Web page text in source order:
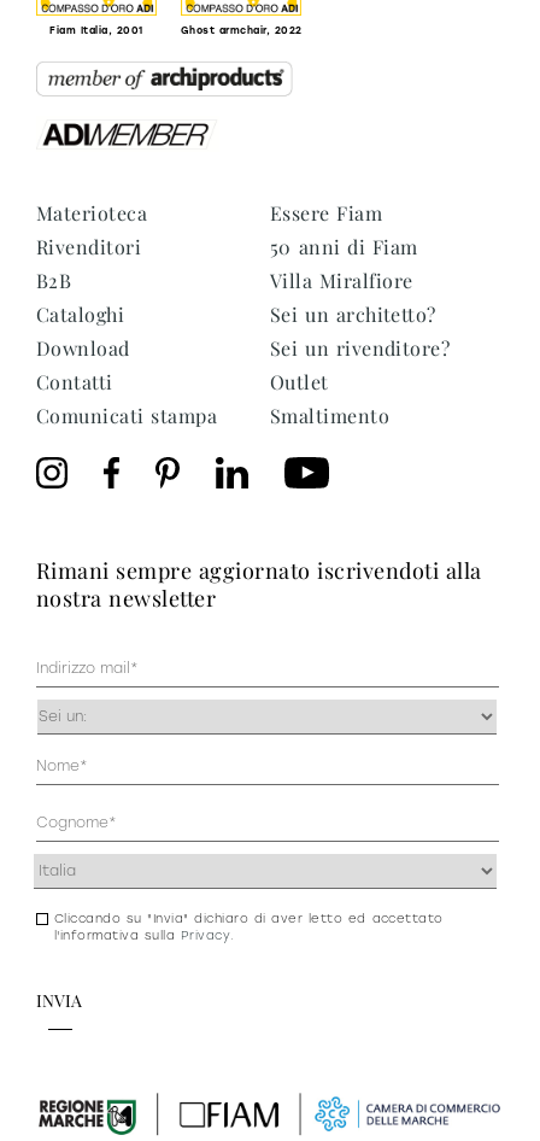
Fiam Italia, 2001 Ghost armchair, 2022
Materioteca
Rivenditori
B2B
Cataloghi
Download
Contatti
Comunicati stampa
Essere Fiam
50 anni di Fiam
Villa Miralfiore
Sei un architetto?
Sei un rivenditore?
Outlet
Smaltimento
rimani sempre aggiornato iscrivendoti alla
nostra newsletter
Mail
(Obbligatorio)
Occupazione
Anagrafica
Indirizzo
Consenso
Cliccando su "Invia" dichiaro di aver letto ed accettato
l'informativa sulla Privacy.